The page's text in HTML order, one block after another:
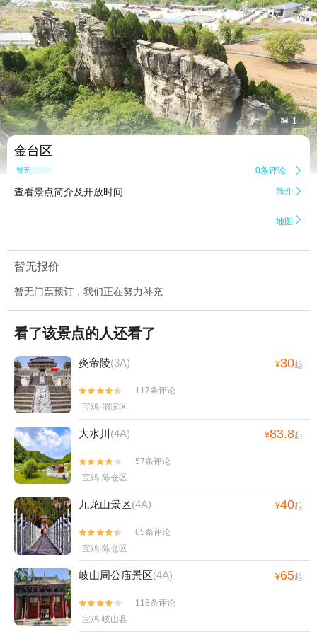
 1
金台区
暂无点评 0条评论 
查看景点简介及开放时间 简介 
地图 
暂无报价
暂无门票预订，我们正在努力补充
看了该景点的人还看了
炎帝陵(3A) ¥30起


117条评论
宝鸡·渭滨区
大水川 (4A) ¥83.8起


57条评论
宝鸡·陈仓区
九龙山景区(4A) ¥40起


65条评论
宝鸡·陈仓区
岐山周公庙景区(4A) ¥65起


118条评论
宝鸡·岐山县
